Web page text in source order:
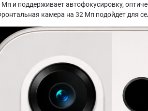
и поддерживает автофокусировку,
камера на 32 Мп подойдет для